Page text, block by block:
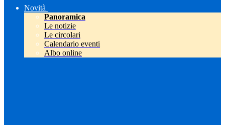
Novità
Panoramica
Le notizie
Le circolari
Calendario eventi
Albo online